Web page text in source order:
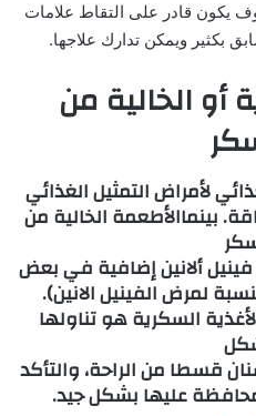
قادر على التقاط علامات
بكثير ويمكن تدارك علاجها.
أو الخالية من
لأمراض التمثيل الغذائي
بينماالأطعمة الخالية من
ألانين إضافية في بعض
لمرض الفينيل الانين).
السكرية هو تناولها
قسطا من الراحة، والتأكد
عليها بشكل جيد.